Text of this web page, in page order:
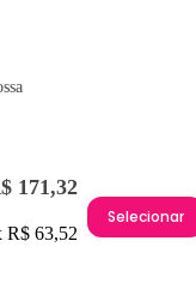
171,32
R$ 63,52
Selecionar